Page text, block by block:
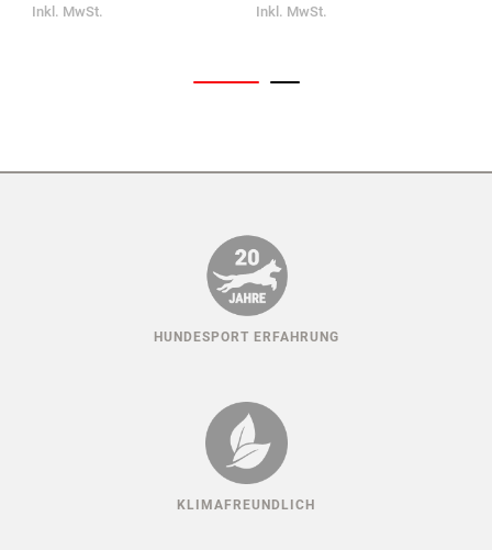
Inkl. MwSt. Inkl. MwSt.
HUNDESPORT ERFAHRUNG
KLIMAFREUNDLICH